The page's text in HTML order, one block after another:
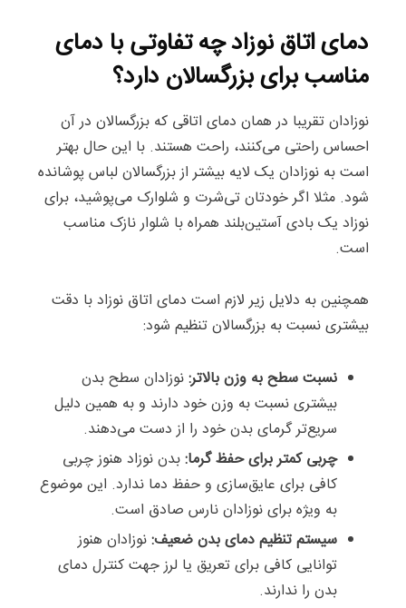
دمای اتاق نوزاد چه تفاوتی با دمای
مناسب برای بزرگسالان دارد؟
نوزادان تقریبا در همان دمای اتاقی که بزرگسالان در آن
احساس راحتی می‌کنند، راحت هستند. با این حال بهتر
است به نوزادان یک لایه بیشتر از بزرگسالان لباس پوشانده
شود. مثلا اگر خودتان تی‌شرت و شلوارک می‌پوشید، برای
نوزاد یک بادی آستین‌بلند همراه با شلوار نازک مناسب
است.
همچنین به دلایل زیر لازم است دمای اتاق نوزاد با دقت
بیشتری نسبت به بزرگسالان تنظیم شود:
نسبت سطح به وزن بالاتر:نوزادان سطح بدن
بیشتری نسبت به وزن خود دارند و به همین دلیل
سریع‌تر گرمای بدن خود را از دست می‌دهند.
چربی کمتر برای حفظ گرما:بدن نوزاد هنوز چربی
کافی برای عایق‌سازی و حفظ دما ندارد. این موضوع
به ویژه برای نوزادان نارس صادق است.
سیستم تنظیم دمای بدن ضعیف:نوزادان هنوز
توانایی کافی برای تعریق یا لرز جهت کنترل دمای
بدن را ندارند.